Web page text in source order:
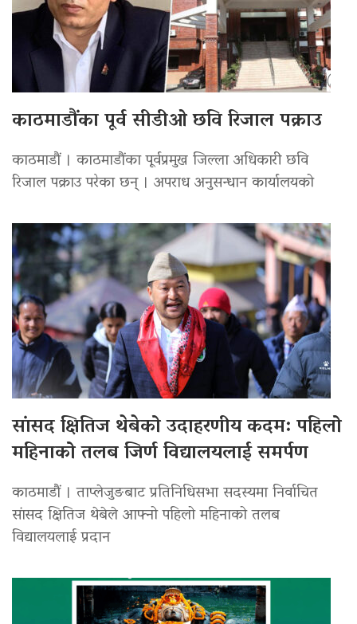
काठमाडौंका पूर्व सीडीओ छवि रिजाल पक्राउ
काठमाडौं । काठमाडौंका पूर्वप्रमुख जिल्ला अधिकारी छवि
रिजाल पक्राउ परेका छन् । अपराध अनुसन्धान कार्यालयको
सांसद क्षितिज थेबेको उदाहरणीय कदम: पहिलो
महिनाको तलब जिर्ण विद्यालयलाई समर्पण
काठमाडौं । ताप्लेजुङबाट प्रतिनिधिसभा सदस्यमा निर्वाचित
सांसद क्षितिज थेबेले आफ्नो पहिलो महिनाको तलब
विद्यालयलाई प्रदान